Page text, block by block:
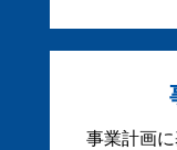
事業計画